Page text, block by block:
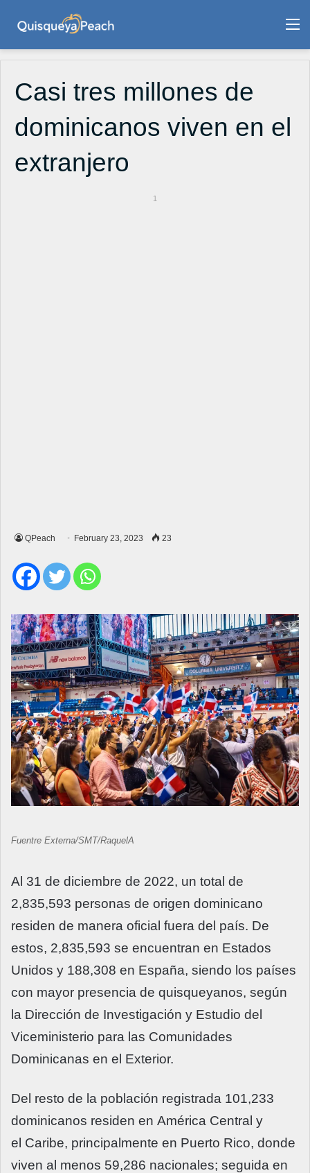
Casi tres millones de
dominicanos viven en el
extranjero
1
QPeach February 23, 2023 23
Fuentre Externa/SMT/RaquelA
Al 31 de diciembre de 2022, un total de
2,835,593 personas de origen dominicano
residen de manera oficial fuera del país. De
estos, 2,835,593 se encuentran en Estados
Unidos y 188,308 en España, siendo los países
con mayor presencia de quisqueyanos, según
la Dirección de Investigación y Estudio del
Viceministerio para las Comunidades
Dominicanas en el Exterior.
Del resto de la población registrada 101,233
dominicanos residen en América Central y
el Caribe, principalmente en Puerto Rico, donde
viven al menos 59,286 nacionales; seguida en